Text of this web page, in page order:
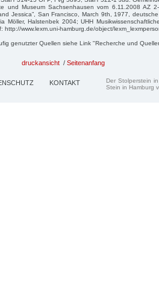
und Museum Sachsenhausen vom 6.11.2008 AZ
Jessica”, San Francisco, March 9th, 1977,
Möller, Halstenbek 2004; UHH
http://www.lexm.uni-hamburg.de/object/
genutzter Quellen siehe Link "Recherche und
druckansicht / Seitenanfang
KONTAKT
Der Stolperstein
Stein in Hamburg